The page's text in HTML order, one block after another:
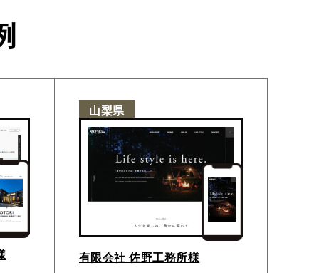
山梨県
有限会社 佐野工務所様